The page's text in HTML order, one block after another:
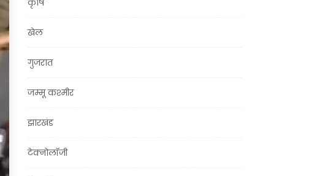
कृषि
खेल
गुजरात
जम्मू कश्मीर
झारखंड
टेक्नोलॉजी